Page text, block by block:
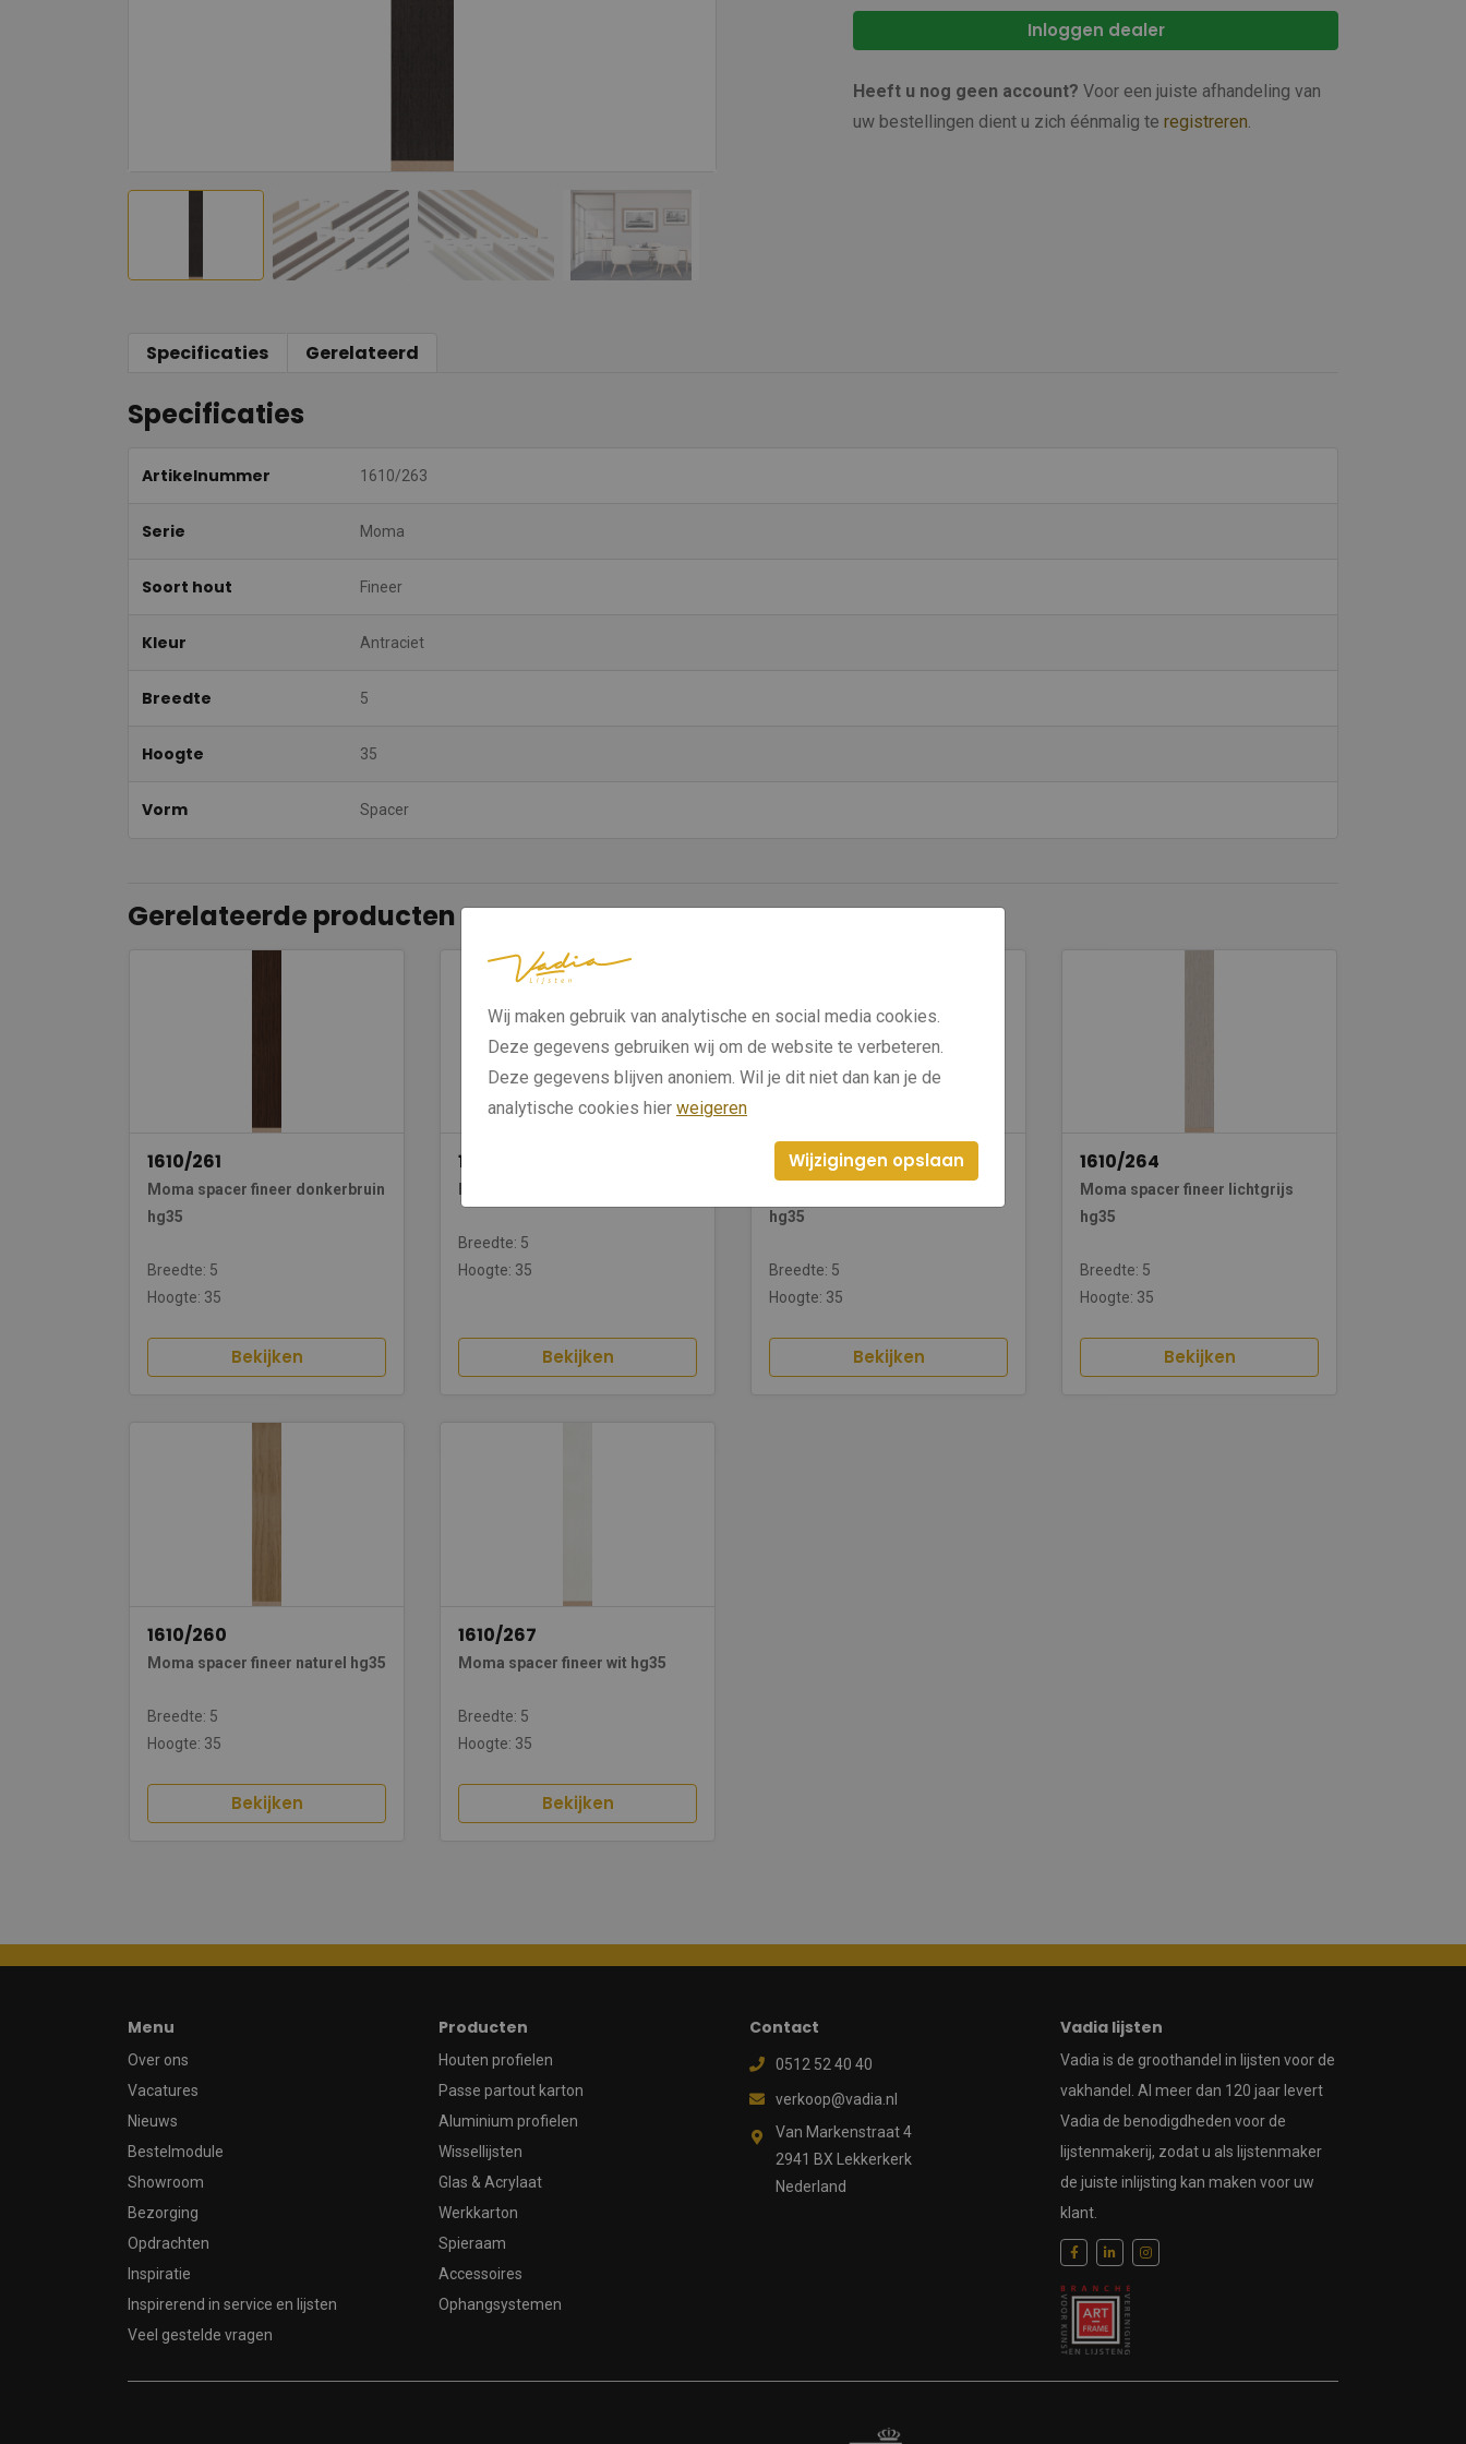
Inloggen dealer
Heeft u nog geen account? Voor een juiste afhandeling van
uw bestellingen dient u zich éénmalig te registreren.
Specificaties Gerelateerd
Specificaties
Artikelnummer 1610/263
Serie Moma
Soort hout Fineer
Kleur Antraciet
Breedte 5
Hoogte 35
Vorm Spacer
Gerelateerde producten
1610/261
Moma spacer fineer donkerbruin
hg35
Breedte: 5
Hoogte: 35
Bekijken
1610/265
Breedte: 5
Hoogte: 35
Bekijken
1610/262
hg35
Breedte: 5
Hoogte: 35
Bekijken
1610/264
Moma spacer fineer lichtgrijs
hg35
Breedte: 5
Hoogte: 35
Bekijken
1610/260
Moma spacer fineer naturel hg35
Breedte: 5
Hoogte: 35
Bekijken
1610/267
Moma spacer fineer wit hg35
Breedte: 5
Hoogte: 35
Bekijken
Menu
Over ons
Vacatures
Nieuws
Bestelmodule
Showroom
Bezorging
Opdrachten
Inspiratie
Inspirerend in service en lijsten
Veel gestelde vragen
Producten
Houten profielen
Passe partout karton
Aluminium profielen
Wissellijsten
Glas & Acrylaat
Werkkarton
Spieraam
Accessoires
Ophangsystemen
Contact
0512 52 40 40
verkoop@vadia.nl
Van Markenstraat 4
2941 BX Lekkerkerk
Nederland
Vadia lijsten
Vadia is de groothandel in lijsten voor de
vakhandel. Al meer dan 120 jaar levert
Vadia de benodigdheden voor de
lijstenmakerij, zodat u als lijstenmaker
de juiste inlijsting kan maken voor uw
klant.
Wij maken gebruik van analytische en social media cookies.
Deze gegevens gebruiken wij om de website te verbeteren.
Deze gegevens blijven anoniem. Wil je dit niet dan kan je de
analytische cookies hier weigeren
Wijzigingen opslaan